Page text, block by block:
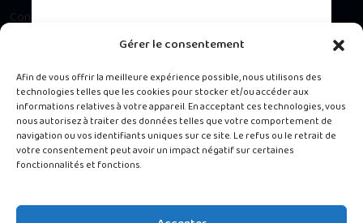
Gérer le consentement
Afin de vous offrir la meilleure expérience possible, nous utilisons des
technologies telles que les cookies pour stocker et/ou accéder aux
informations relatives à votre appareil. En acceptant ces technologies, vous
nous autorisez à traiter des données telles que votre comportement de
navigation ou vos identifiants uniques sur ce site. Le refus ou le retrait de
votre consentement peut avoir un impact négatif sur certaines
fonctionnalités et fonctions.
Contact
Besoin d’un conseil ?
Contacter notre Service Client du lundi au vendredi, 9h à 16h.
488 rue de la Chapelle, Jarry 97122 Baie-Mahault